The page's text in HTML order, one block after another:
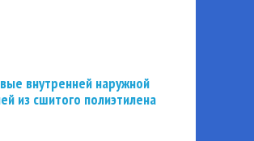
внутренней наружной
из сшитого полиэтилена